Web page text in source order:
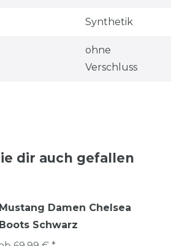
Synthetik
ohne
Verschluss
dir auch gefallen
Mustang Damen Chelsea
Boots Schwarz